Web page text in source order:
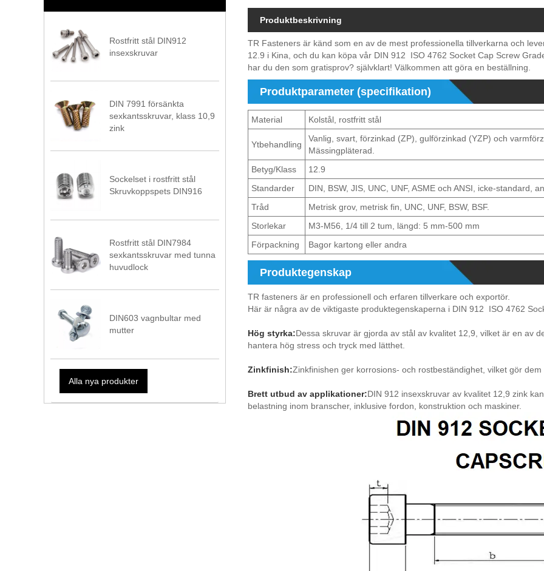
Rostfritt stål DIN912
insexskruvar
DIN 7991 försänkta
sexkantsskruvar, klass 10,9
zink
Sockelset i rostfritt stål
Skruvkoppspets DIN916
Rostfritt stål DIN7984
sexkantsskruvar med tunna
huvudlock
DIN603 vagnbultar med
mutter
Alla nya produkter
Produktbeskrivning
TR Fasteners är känd som en av de mest professionella tillverkarna och
12.9 i Kina, och du kan köpa vår DIN 912 ISO 4762 Socket Cap Screw
har du den som gratisprov? självklart! Välkommen att göra en beställning.
Produktparameter (specifikation)
Material Kolstål, rostfritt stål
Ytbehandling
Vanlig, svart, förzinkad (ZP), gulförzinkad (YZP) och
Mässingpläterad.
Betyg/Klass
12.9
Standarder
DIN, BSW, JIS, UNC, UNF, ASME och ANSI, icke-standard,
Tråd
Metrisk grov, metrisk fin, UNC, UNF, BSW, BSF.
Storlekar
M3-M56, 1/4 till 2 tum, längd: 5 mm-500 mm
Förpackning
Bagor kartong eller andra
Produktegenskap
TR fasteners är en professionell och erfaren tillverkare och exportör.
Här är några av de viktigaste produktegenskaperna i DIN 912 ISO 4762
Hög styrka:Dessa skruvar är gjorda av stål av kvalitet 12,9, vilket är en av
hantera hög stress och tryck med lätthet.
Zinkfinish:Zinkfinishen ger korrosions- och rostbeständighet, vilket gör
Brett utbud av applikationer:DIN 912 insexskruvar av kvalitet 12,9 zink
belastning inom branscher, inklusive fordon, konstruktion och maskiner.